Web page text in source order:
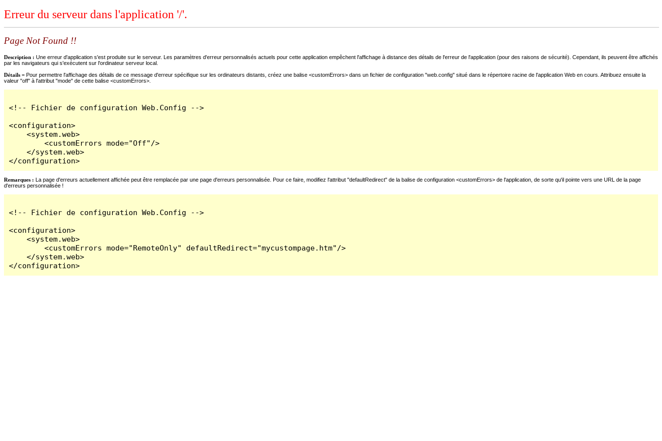
Erreur du serveur dans l'application '/'.
Page Not Found !!
Description : Une erreur d'application s'est produite sur le serveur. Les paramètres d'erreur personnalisés actuels pour cette application empêchent l'affichage à distance des détails de l'erreur de l'application (pour des raisons de sécurité). Cependant, ils peuvent être affichés
par les navigateurs qui s'exécutent sur l'ordinateur serveur local.
Détails = Pour permettre l'affichage des détails de ce message d'erreur spécifique sur les ordinateurs distants, créez une balise <customErrors> dans un fichier de configuration "web.config" situé dans le répertoire racine de l'application Web en cours. Attribuez ensuite la
valeur "off" à l'attribut "mode" de cette balise <customErrors>.
<!-- Fichier de configuration Web.Config -->
<configuration>
    <system.web>
        <customErrors mode="Off"/>
    </system.web>
</configuration>
Remarques : La page d'erreurs actuellement affichée peut être remplacée par une page d'erreurs personnalisée. Pour ce faire, modifiez l'attribut "defaultRedirect" de la balise de configuration <customErrors> de l'application, de sorte qu'il pointe vers une URL de la page
d'erreurs personnalisée !
<!-- Fichier de configuration Web.Config -->
<configuration>
    <system.web>
        <customErrors mode="RemoteOnly" defaultRedirect="mycustompage.htm"/>
    </system.web>
</configuration>